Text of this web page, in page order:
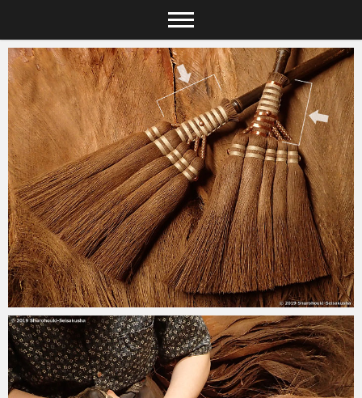
2019-09-04